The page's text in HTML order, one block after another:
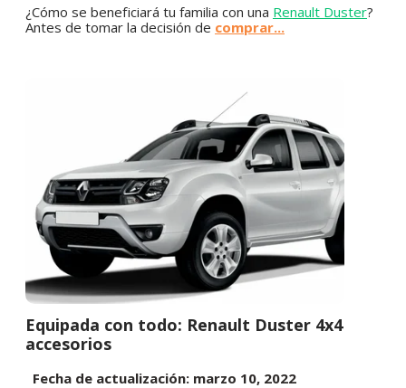
¿Cómo se beneficiará tu familia con una Renault Duster?
Antes de tomar la decisión de comprar...
Equipada con todo: Renault Duster 4x4
accesorios
Fecha de actualización: marzo 10, 2022